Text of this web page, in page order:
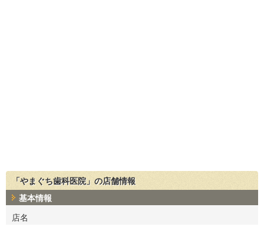
「やまぐち歯科医院」の店舗情報
基本情報
店名